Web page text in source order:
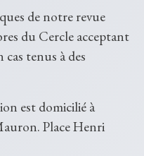
de notre revue
du Cercle acceptant
tenus à des
est domicilié à
Place Henri